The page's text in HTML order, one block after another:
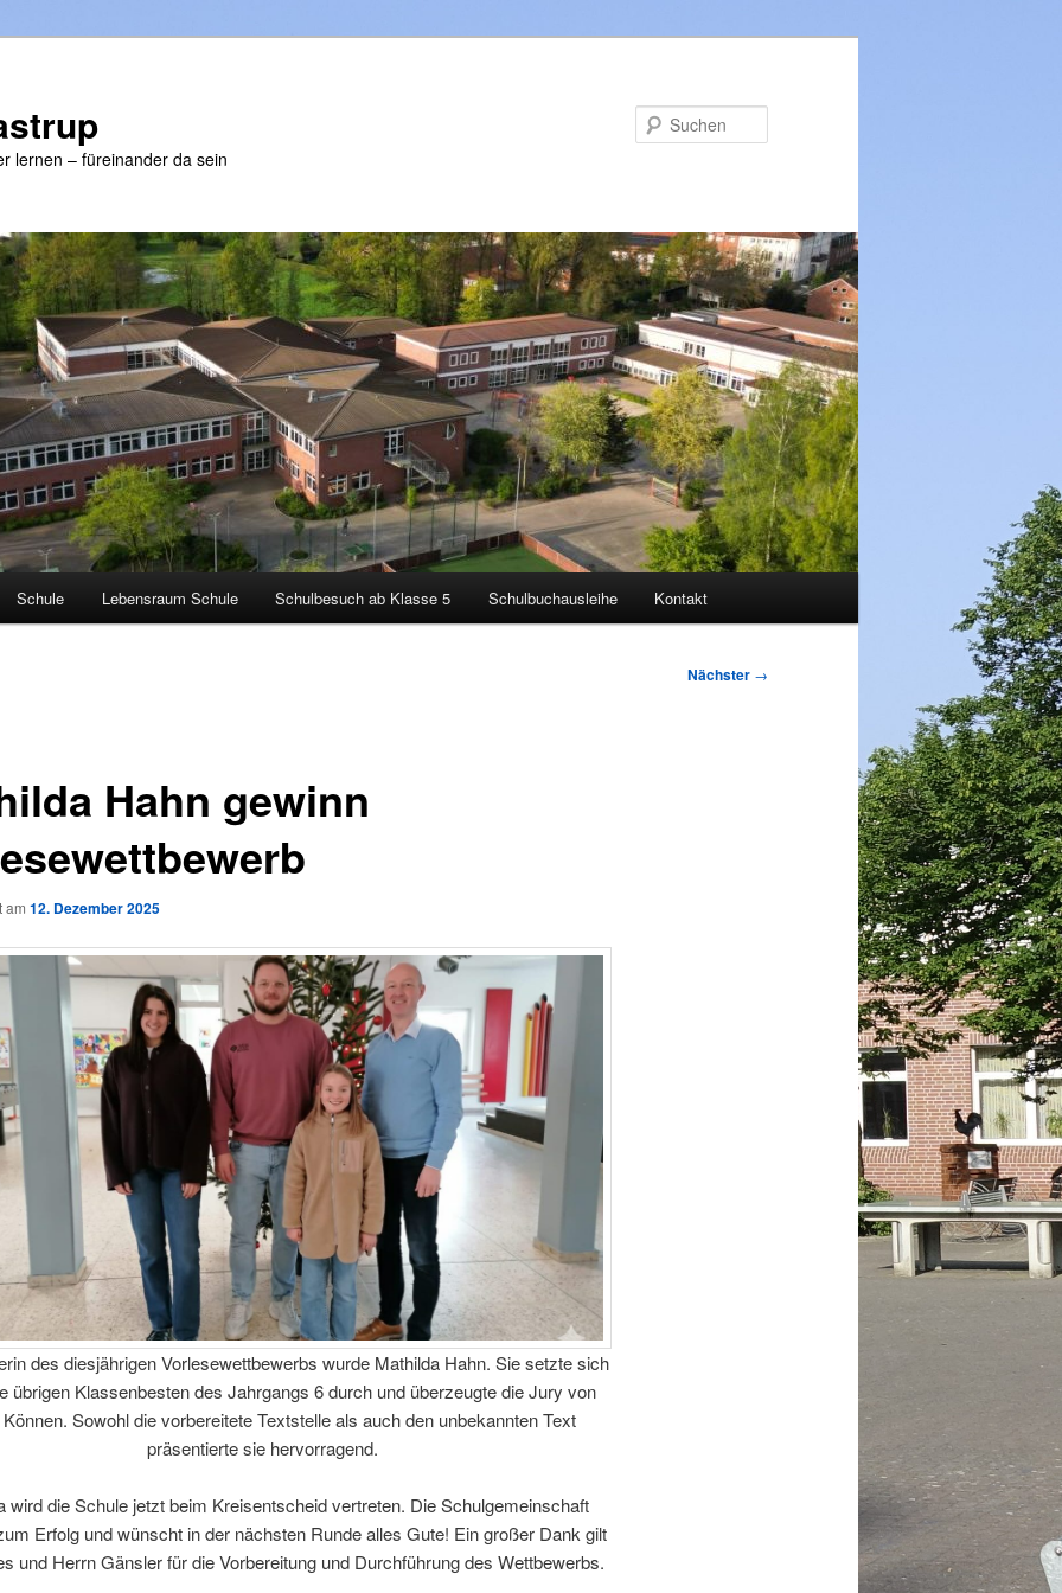
lernen – füreinander da sein
Schule Lebensraum Schule Schulbesuch ab Klasse 5 Schulbuchausleihe Kontakt
Nächster →
Hahn gewinn
am 12. Dezember 2025
des diesjährigen Vorlesewettbewerbs wurde Mathilda Hahn. Sie setzte sich
übrigen Klassenbesten des Jahrgangs 6 durch und überzeugte die Jury von
Sowohl die vorbereitete Textstelle als auch den unbekannten Text
präsentierte sie hervorragend.
wird die Schule jetzt beim Kreisentscheid vertreten. Die Schulgemeinschaft
Erfolg und wünscht in der nächsten Runde alles Gute! Ein großer Dank gilt
und Herrn Gänsler für die Vorbereitung und Durchführung des Wettbewerbs.